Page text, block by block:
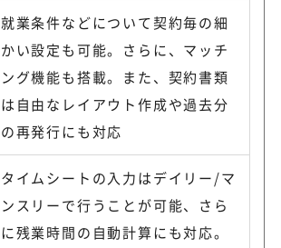
就業条件などについて契約毎の細
かい設定も可能。さらに、マッチ
ング機能も搭載。また、契約書類
は自由なレイアウト作成や過去分
の再発行にも対応
タイムシートの入力はデイリー/マ
ンスリーで行うことが可能、さら
に残業時間の自動計算にも対応。